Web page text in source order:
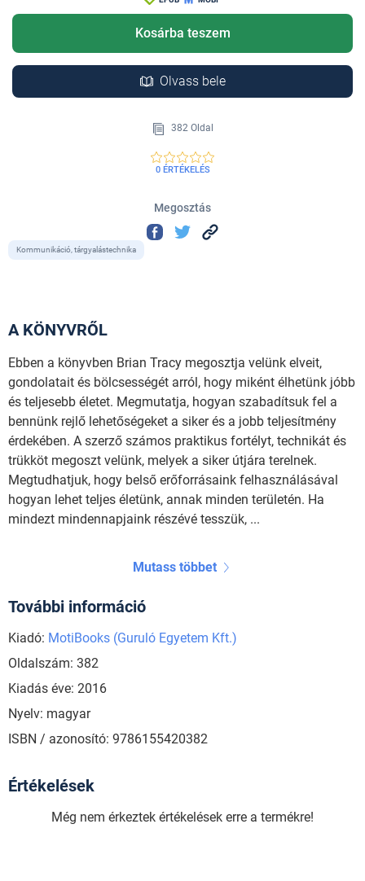
Kosárba teszem
Olvass bele
382 Oldal
0 ÉRTÉKELÉS
Megosztás
Kommunikáció, tárgyalástechnika
A KÖNYVRŐL
Ebben a könyvben Brian Tracy megosztja velünk elveit,
gondolatait és bölcsességét arról, hogy miként élhetünk jóbb
és teljesebb életet. Megmutatja, hogyan szabadítsuk fel a
bennünk rejlő lehetőségeket a siker és a jobb teljesítmény
érdekében. A szerző számos praktikus fortélyt, technikát és
trükköt megoszt velünk, melyek a siker útjára terelnek.
Megtudhatjuk, hogy belső erőforrásaink felhasználásával
hogyan lehet teljes életünk, annak minden területén. Ha
mindezt mindennapjaink részévé tesszük, ...
Mutass többet
További információ
Kiadó: MotiBooks (Guruló Egyetem Kft.)
Oldalszám: 382
Kiadás éve: 2016
Nyelv: magyar
ISBN / azonosító: 9786155420382
Értékelések
Még nem érkeztek értékelések erre a termékre!